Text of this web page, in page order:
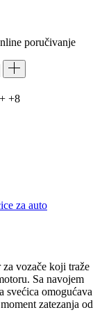
poručivanje
+8
za auto
vozače koji traže
Sa navojem
svećica omogućava
zatezanja od